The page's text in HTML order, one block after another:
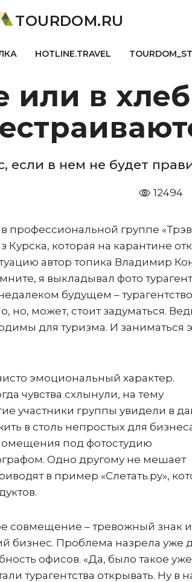
TOURDOM.RU
HOTLINE.TRAVEL
или в
если в нем не будет
12494
профессиональной группе
Курска, которая на карантине
автор топика Владимир
я выкладывал фото
будущем –
но, может, стоит задуматься.
для туризма. И заниматься
эмоциональный характер.
чувства схлынули, на тему
участники группы увидели в
в столь непростых для
под фотостудию
Одно другому не мешает
в пример «Слетать.ру»,
совмещение – тревожный знак
бизнес. Проблема назрела уже
офисов. «Да, было такое
турагентства открывать. Ну в